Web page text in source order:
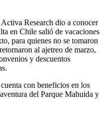
Research dio a conocer
en Chile salió de vacaciones
para quienes no se tomaron
al ajetreo de marzo,
y descuentos
con beneficios en los
del Parque Mahuida y